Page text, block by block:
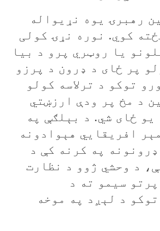
رهبرۍ يوه نړيواله
کوي. نوره نړۍ کولی
يا روټري پرو د بيا
پر ځای د ډرون د پرزو
توکو د ترلاسه کولو
د مخ پر ودې ارزښتي
يو ځای شي. د بېلګې په
افريقايي هېوادونه
په کرنه کې د
د وحشي ژوو د نظارت
سيمو ته د
د لېږد په موخه